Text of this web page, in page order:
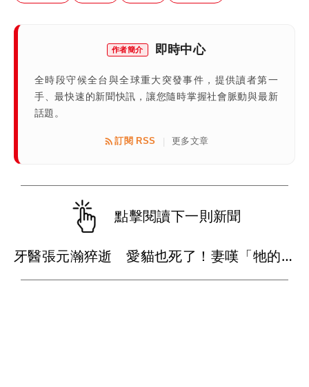
作者簡介 即時中心
全時段守候全台與全球重大突發事件，提供讀者第一
手、最快速的新聞快訊，讓您隨時掌握社會脈動與最新
話題。
訂閱 RSS 更多文章
點擊閱讀下一則新聞
牙醫張元瀚猝逝 愛貓也死了！妻嘆「牠的難過不比我們少」